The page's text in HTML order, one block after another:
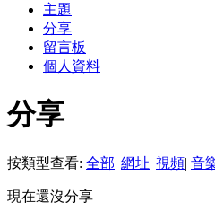
主題
分享
留言板
個人資料
分享
按類型查看: 全部| 網址| 視頻| 音
現在還沒分享